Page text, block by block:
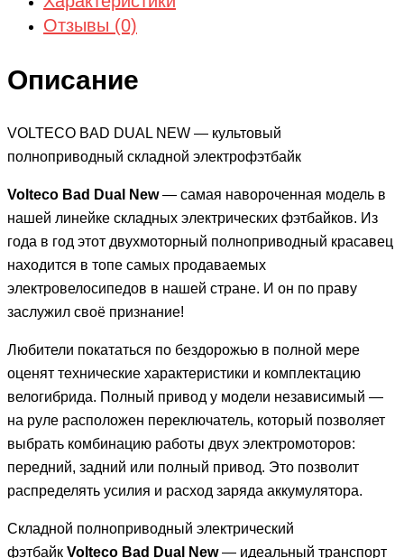
Отзывы (0)
Описание
VOLTECO BAD DUAL NEW — культовый
полноприводный складной электрофэтбайк
Volteco Bad Dual New— самая навороченная модель в
нашей линейке складных электрических фэтбайков. Из
года в год этот двухмоторный полноприводный красавец
находится в топе самых продаваемых
электровелосипедов в нашей стране. И он по праву
заслужил своё признание!
Любители покататься по бездорожью в полной мере
оценят технические характеристики и комплектацию
велогибрида. Полный привод у модели независимый —
на руле расположен переключатель, который позволяет
выбрать комбинацию работы двух электромоторов:
передний, задний или полный привод. Это позволит
распределять усилия и расход заряда аккумулятора.
Складной полноприводный электрический
фэтбайк Volteco Bad Dual New— идеальный транспорт